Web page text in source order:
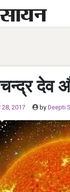
देव
28, 2017 by Deepti